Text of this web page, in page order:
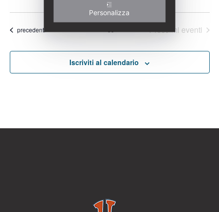
Eventi
precedenti Prossimi eventi
Iscriviti al calendario
Personalizza